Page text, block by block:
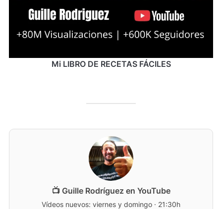
Mi LIBRO DE RECETAS FÁCILES
📺 Guille Rodríguez en YouTube
Vídeos nuevos: viernes y domingo · 21:30h